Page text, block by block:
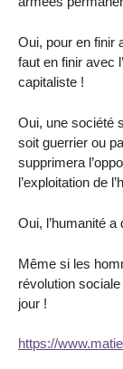
Oui, pour en finir
faut en finir avec
capitaliste !
Oui, une société
soit guerrier ou
supprimera
l’exploitation de
Oui, l’humanité
Même si les
révolution
jour !
https://